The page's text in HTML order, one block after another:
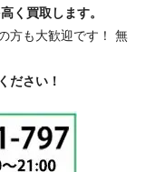
く買取します。
方も大歓迎です！ 無
ださい！